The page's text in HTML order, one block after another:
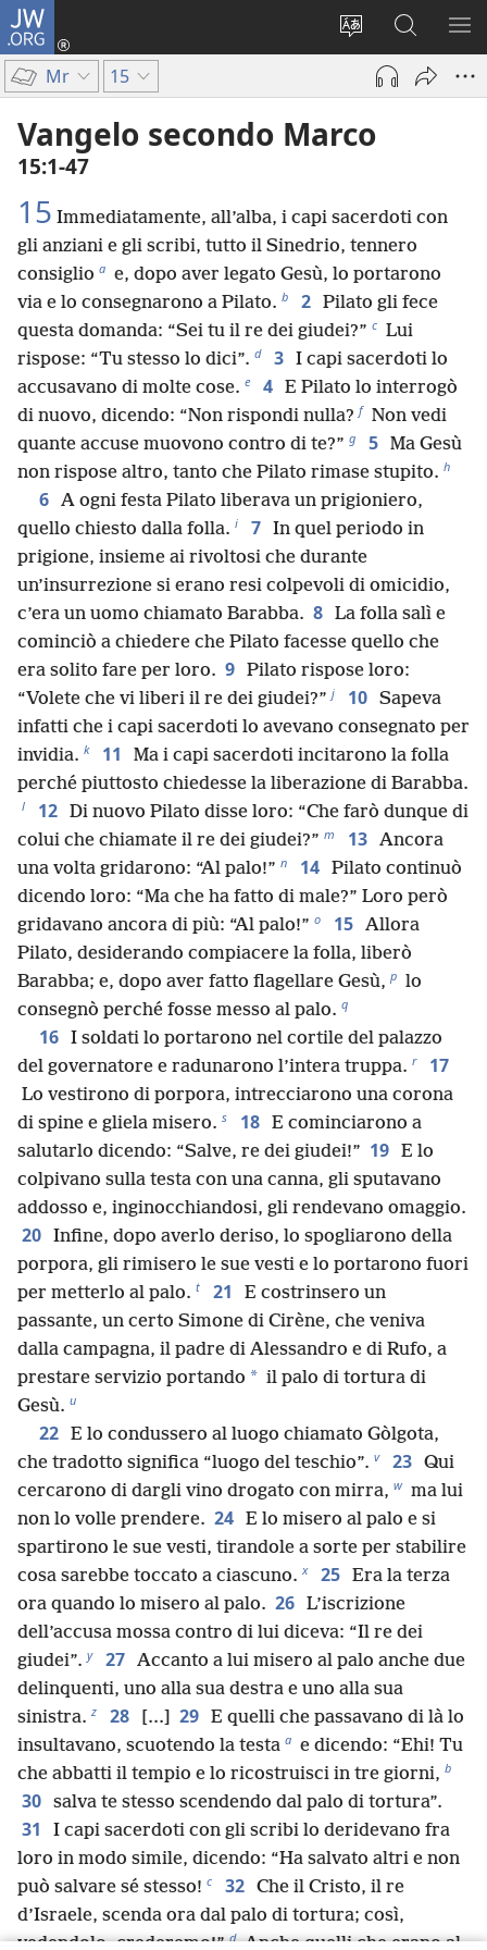
JW.ORG
Modificare
lingua
sito
Accedi
(apre
Cerca
JW.ORG
Mr 15
Vangelo secondo Marco
15:1-47
15 Immediatamente, all’alba, i capi sacerdoti con
gli anziani e gli scribi, tutto il Sinedrio, tennero
consiglio a e, dopo aver legato Gesù, lo portarono
via e lo consegnarono a Pilato. b 2 Pilato gli fece
questa domanda: “Sei tu il re dei giudei?” c Lui
rispose: “Tu stesso lo dici”. d 3 I capi sacerdoti lo
accusavano di molte cose. e 4 E Pilato lo interrogò
di nuovo, dicendo: “Non rispondi nulla? f Non vedi
quante accuse muovono contro di te?” g 5 Ma Gesù
non rispose altro, tanto che Pilato rimase stupito. h
6 A ogni festa Pilato liberava un prigioniero,
quello chiesto dalla folla. i 7 In quel periodo in
prigione, insieme ai rivoltosi che durante
un’insurrezione si erano resi colpevoli di omicidio,
c’era un uomo chiamato Barabba. 8 La folla salì e
cominciò a chiedere che Pilato facesse quello che
era solito fare per loro. 9 Pilato rispose loro:
“Volete che vi liberi il re dei giudei?” j 10 Sapeva
infatti che i capi sacerdoti lo avevano consegnato per
invidia. k 11
Ma i capi sacerdoti incitarono la folla
perché piuttosto chiedesse la liberazione di Barabba.
l 12 Di nuovo Pilato disse loro: “Che farò dunque di
colui che chiamate il re dei giudei?” m 13 Ancora
una volta gridarono: “Al palo!” n 14 Pilato continuò
dicendo loro: “Ma che ha fatto di male?” Loro però
gridavano ancora di più: “Al palo!” o 15 Allora
Pilato, desiderando compiacere la folla, liberò
Barabba; e, dopo aver fatto flagellare Gesù, p lo
consegnò perché fosse messo al palo. q
16 I soldati lo portarono nel cortile del palazzo
del governatore e radunarono l’intera truppa. r 17
Lo vestirono di porpora, intrecciarono una corona
di spine e gliela misero. s 18 E cominciarono a
salutarlo dicendo: “Salve, re dei giudei!” 19 E lo
colpivano sulla testa con una canna, gli sputavano
addosso e, inginocchiandosi, gli rendevano omaggio.
20 Infine, dopo averlo deriso, lo spogliarono della
porpora, gli rimisero le sue vesti e lo portarono fuori
per metterlo al palo. t 21
E costrinsero un
passante, un certo Simone di Cirène, che veniva
dalla campagna, il padre di Alessandro e di Rufo, a
prestare servizio portando * il palo di tortura di
Gesù. u
22 E lo condussero al luogo chiamato Gòlgota,
che tradotto significa “luogo del teschio”. v 23 Qui
cercarono di dargli vino drogato con mirra, w ma lui
non lo volle prendere. 24 E lo misero al palo e si
spartirono le sue vesti, tirandole a sorte per stabilire
cosa sarebbe toccato a ciascuno. x 25 Era la terza
ora quando lo misero al palo. 26 L’iscrizione
dell’accusa mossa contro di lui diceva: “Il re dei
giudei”. y 27 Accanto a lui misero al palo anche due
delinquenti, uno alla sua destra e uno alla sua
sinistra. z 28 [.⁠.⁠.] 29 E quelli che passavano di là lo
insultavano, scuotendo la testa a e dicendo: “Ehi! Tu
che abbatti il tempio e lo ricostruisci in tre giorni, b
30 salva te stesso scendendo dal palo di tortura”.
31
I capi sacerdoti con gli scribi lo deridevano fra
loro in modo simile, dicendo: “Ha salvato altri e non
può salvare sé stesso! c 32 Che il Cristo, il re
d’Israele, scenda ora dal palo di tortura; così,
vedendolo, crederemo!” d Anche quelli che erano al